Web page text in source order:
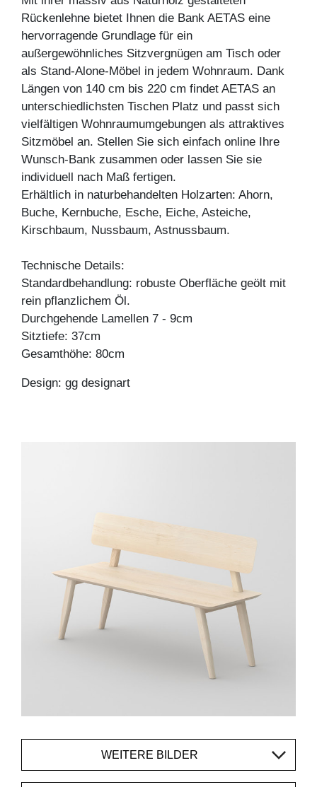
Rückenlehne bietet Ihnen die Bank AETAS eine
hervorragende Grundlage für ein
außergewöhnliches Sitzvergnügen am Tisch oder
als Stand-Alone-Möbel in jedem Wohnraum. Dank
Längen von 140 cm bis 220 cm findet AETAS an
unterschiedlichsten Tischen Platz und passt sich
vielfältigen Wohnraumumgebungen als attraktives
Sitzmöbel an. Stellen Sie sich einfach online Ihre
Wunsch-Bank zusammen oder lassen Sie sie
individuell nach Maß fertigen.
Erhältlich in naturbehandelten Holzarten: Ahorn,
Buche, Kernbuche, Esche, Eiche, Asteiche,
Kirschbaum, Nussbaum, Astnussbaum.
Technische Details:
Standardbehandlung: robuste Oberfläche geölt mit
rein pflanzlichem Öl.
Durchgehende Lamellen 7 - 9cm
Sitztiefe: 37cm
Gesamthöhe: 80cm
Design: gg designart
WEITERE BILDER